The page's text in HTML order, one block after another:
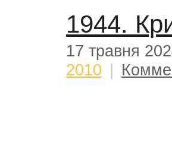
1944.
17 травня
2010